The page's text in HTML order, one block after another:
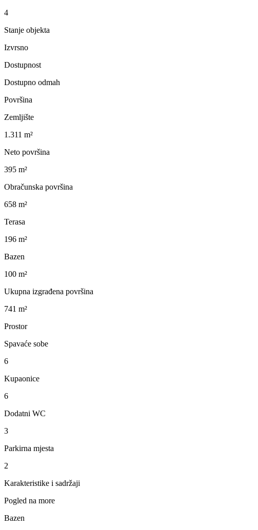
4
Stanje objekta
Izvrsno
Dostupnost
Dostupno odmah
Površina
Zemljište
1.311 m²
Neto površina
395 m²
Obračunska površina
658 m²
Terasa
196 m²
Bazen
100 m²
Ukupna izgrađena površina
741 m²
Prostor
Spavaće sobe
6
Kupaonice
6
Dodatni WC
3
Parkirna mjesta
2
Karakteristike i sadržaji
Pogled na more
Bazen